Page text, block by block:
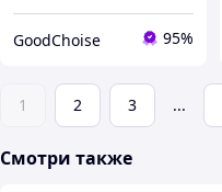
GoodChoise 95%
1 2 3 ...
Смотри также